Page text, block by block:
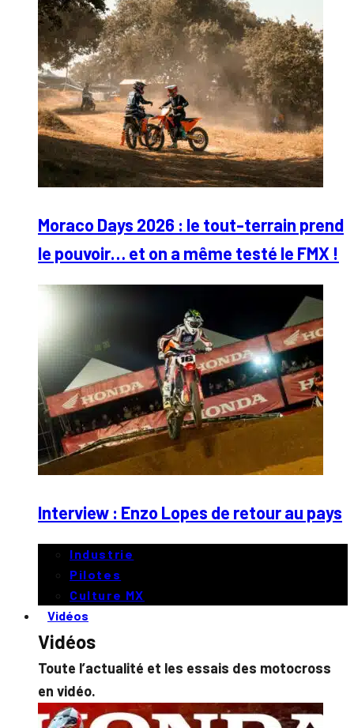
Moraco Days 2026 : le tout-terrain prend
le pouvoir… et on a même testé le FMX !
Interview : Enzo Lopes de retour au pays
Industrie
Pilotes
Culture MX
Vidéos
Vidéos
Toute l’actualité et les essais des motocross
en vidéo.